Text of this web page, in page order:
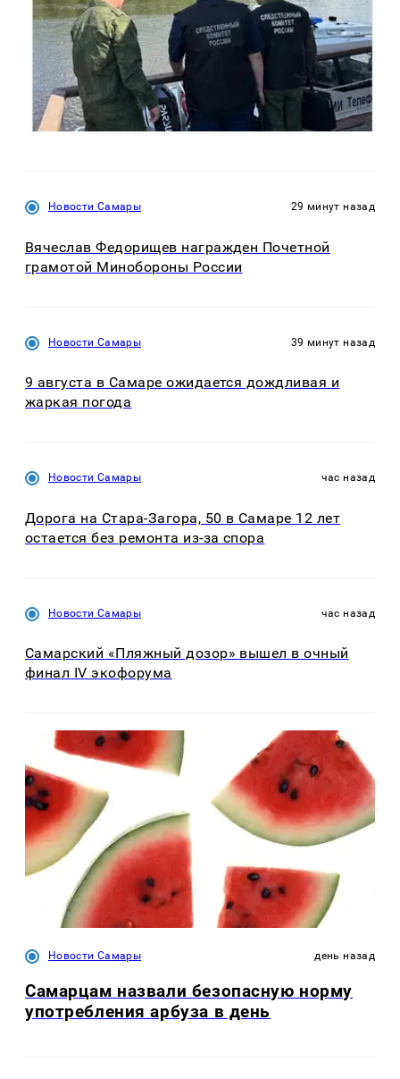
Новости Самары 29 минут назад
Вячеслав Федорищев награжден Почетной
грамотой Минобороны России
Новости Самары 39 минут назад
9 августа в Самаре ожидается дождливая и
жаркая погода
Новости Самары час назад
Дорога на Стара-Загора, 50 в Самаре 12 лет
остается без ремонта из-за спора
Новости Самары час назад
Самарский «Пляжный дозор» вышел в очный
финал IV экофорума
Новости Самары день назад
Самарцам назвали безопасную норму
употребления арбуза в день